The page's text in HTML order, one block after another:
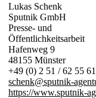
Lukas Schenk
Sputnik GmbH
Presse- und
Öffentlichkeitsarbeit
Hafenweg 9
48155 Münster
+49 (0) 2 51 / 62 55
schenk@sputnik-
https://www.sputnik-